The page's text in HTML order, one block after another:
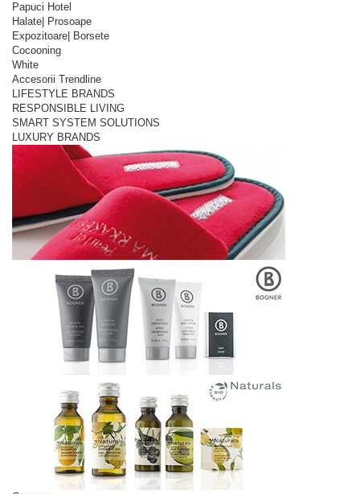
Papuci Hotel
Halate| Prosoape
Expozitoare| Borsete
Cocooning
White
Accesorii Trendline
LIFESTYLE BRANDS
RESPONSIBLE LIVING
SMART SYSTEM SOLUTIONS
LUXURY BRANDS